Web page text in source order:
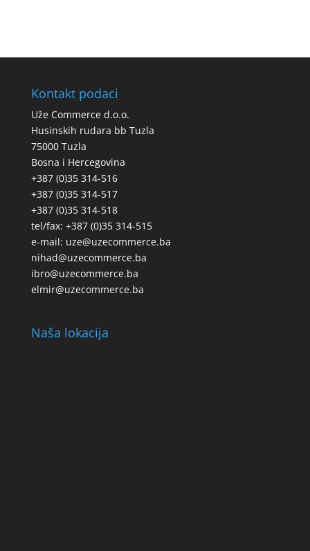
Kontakt podaci
Uže Commerce d.o.o.
Husinskih rudara bb Tuzla
75000 Tuzla
Bosna i Hercegovina
+387 (0)35 314-516
+387 (0)35 314-517
+387 (0)35 314-518
tel/fax: +387 (0)35 314-515
e-mail: uze@uzecommerce.ba
nihad@uzecommerce.ba
ibro@uzecommerce.ba
elmir@uzecommerce.ba
Naša lokacija